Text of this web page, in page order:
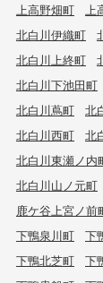
上高野畑町
上
北白川伊織町
北白川上終町
北白川下池田町
北白川蔦町
北
北白川西町
北
北白川東瀬ノ内
北白川山ノ元町
鹿ケ谷上宮ノ前
下鴨泉川町
下
下鴨北芝町
下